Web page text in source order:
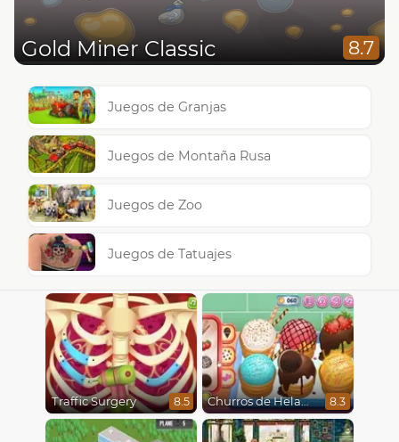
Gold Miner Classic 8.7
Juegos de Granjas
Juegos de Montaña Rusa
Juegos de Zoo
Juegos de Tatuajes
Traffic Surgery 8.5 Churros de Helado 8.3